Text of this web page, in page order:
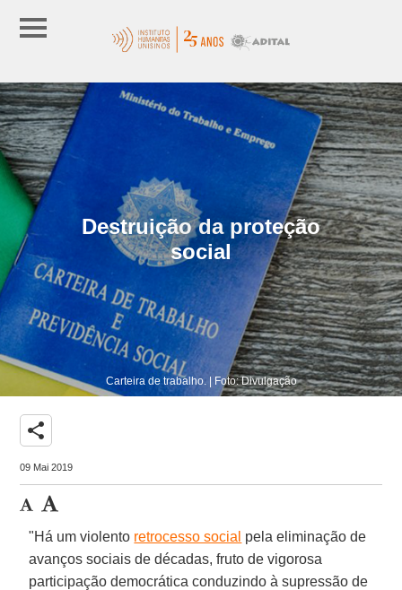
Destruição da proteção
social
Carteira de trabalho. | Foto: Divulgação
share
09 Mai 2019
"Há um violento retrocesso social pela eliminação de
avanços sociais de décadas, fruto de vigorosa
participação democrática conduzindo à supressão de